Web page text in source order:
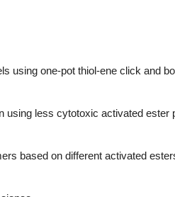
using one-pot thiol-ene click and
less cytotoxic activated
based on different activated